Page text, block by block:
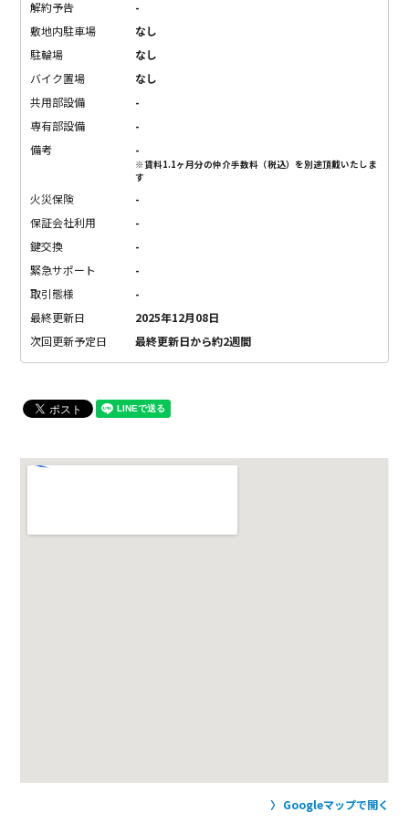
解約予告
-
敷地内駐車場
なし
駐輪場
なし
バイク置場
なし
共用部設備
-
専有部設備
-
備考
-
※賃料1.1ヶ月分の仲介手数料（税込）を別途頂戴いたしま
す
火災保険
-
保証会社利用
-
鍵交換
-
緊急サポート
-
取引態様
-
最終更新日
2025年12月08日
次回更新予定日
最終更新日から約2週間
Googleマップで開く